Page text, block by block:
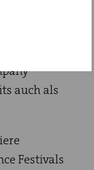
Zeitung
auch als
Festivals